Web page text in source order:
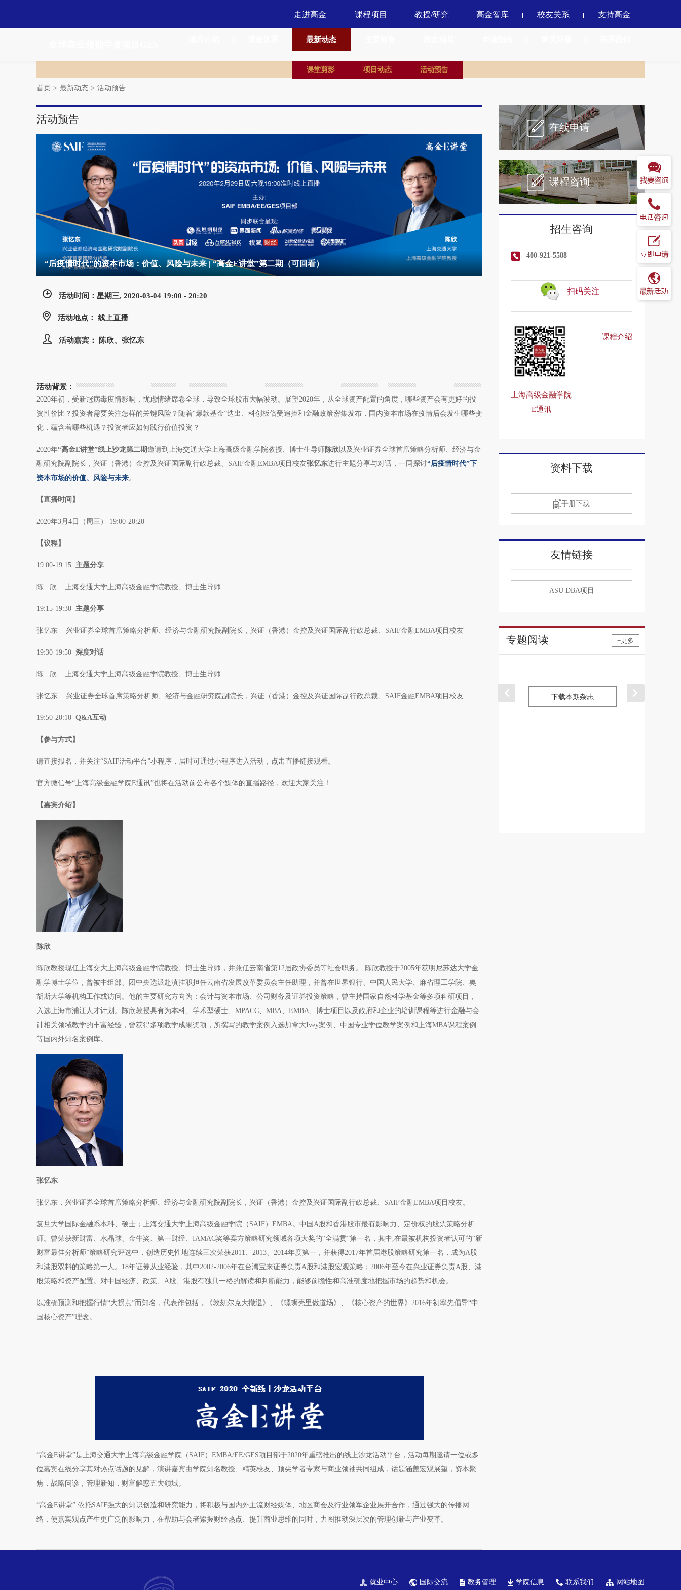
走进高金 课程项目 教授/研究 高金智库 校友关系 支持高金
最新动态
课堂剪影 项目动态 活动预告
首页 > 最新动态 > 活动预告
活动预告
“后疫情时代”的资本市场：价值、风险与未来 | “高金E讲堂”第二期（可回看）
活动时间：星期三, 2020-03-04 19:00 - 20:20
活动地点： 线上直播
活动嘉宾： 陈欣、张忆东
活动背景：
2020年初，受新冠病毒疫情影响，忧虑情绪席卷全球，导致全球股市大幅波动。展望2020年，从全球资产配置的角度，哪些资产会有更好的投
资性价比？投资者需要关注怎样的关键风险？随着“爆款基金”迭出、科创板倍受追捧和金融政策密集发布，国内资本市场在疫情后会发生哪些变
化，蕴含着哪些机遇？投资者应如何践行价值投资？
2020年“高金E讲堂”线上沙龙第二期邀请到上海交通大学上海高级金融学院教授、博士生导师 陈欣以及兴业证券全球首席策略分析师、经济与金
融研究院副院长，兴证（香港）金控及兴证国际副行政总裁、SAIF金融EMBA项目校友张忆东进行主题分享与对话，一同探讨“后疫情时代”下
资本市场的价值、风险与未来。
【直播时间】
2020年3月4日（周三） 19:00-20:20
【议程】
19:00-19:15 主题分享
陈 欣 上海交通大学上海高级金融学院教授、博士生导师
19:15-19:30 主题分享
张忆东 兴业证券全球首席策略分析师、经济与金融研究院副院长，兴证（香港）金控及兴证国际副行政总裁、SAIF金融EMBA项目校友
19:30-19:50 深度对话
陈 欣 上海交通大学上海高级金融学院教授、博士生导师
张忆东 兴业证券全球首席策略分析师、经济与金融研究院副院长，兴证（香港）金控及兴证国际副行政总裁、SAIF金融EMBA项目校友
19:50-20:10 Q&A互动
【参与方式】
请直接报名，并关注“SAIF活动平台”小程序，届时可通过小程序进入活动，点击直播链接观看。
官方微信号“上海高级金融学院E通讯”也将在活动前公布各个媒体的直播路径，欢迎大家关注！
【嘉宾介绍】
陈欣
陈欣教授现任上海交大上海高级金融学院教授、博士生导师，并兼任云南省第12届政协委员等社会职务。 陈欣教授于2005年获明尼苏达大学金
融学博士学位，曾被中组部、团中央选派赴滇挂职担任云南省发展改革委员会主任助理，并曾在世界银行、中国人民大学、麻省理工学院、奥
胡斯大学等机构工作或访问。他的主要研究方向为：会计与资本市场、公司财务及证券投资策略，曾主持国家自然科学基金等多项科研项目，
入选上海市浦江人才计划。陈欣教授具有为本科、学术型硕士、MPACC、MBA、EMBA、博士项目以及政府和企业的培训课程等进行金融与会
计相关领域教学的丰富经验，曾获得多项教学成果奖项，所撰写的教学案例入选加拿大Ivey案例、中国专业学位教学案例和上海MBA课程案例
等国内外知名案例库。
张忆东
张忆东，兴业证券全球首席策略分析师、经济与金融研究院副院长，兴证（香港）金控及兴证国际副行政总裁、SAIF金融EMBA项目校友。
复旦大学国际金融系本科、硕士；上海交通大学上海高级金融学院（SAIF）EMBA。中国A股和香港股市最有影响力、定价权的股票策略分析
师。曾荣获新财富、水晶球、金牛奖、第一财经、IAMAC奖等卖方策略研究领域各项大奖的“全满贯”第一名，其中,在最被机构投资者认可的“新
财富最佳分析师”策略研究评选中，创造历史性地连续三次荣获2011、2013、2014年度第一，并获得2017年首届港股策略研究第一名，成为A股
和港股双料的策略第一人。18年证券从业经验，其中2002-2006年在台湾宝来证券负责A股和港股宏观策略；2006年至今在兴业证券负责A股、港
股策略和资产配置。对中国经济、政策、A股、港股有独具一格的解读和判断能力，能够前瞻性和高准确度地把握市场的趋势和机会。
以准确预测和把握行情“大拐点”而知名，代表作包括，《敦刻尔克大撤退》、《螺蛳壳里做道场》、《核心资产的世界》2016年初率先倡导“中
国核心资产”理念。
“高金E讲堂”是上海交通大学上海高级金融学院（SAIF）EMBA/EE/GES项目部于2020年重磅推出的线上沙龙活动平台，活动每期邀请一位或多
位嘉宾在线分享其对热点话题的见解，演讲嘉宾由学院知名教授、精英校友、顶尖学者专家与商业领袖共同组成，话题涵盖宏观展望，资本聚
焦，战略问诊，管理新知，财富解惑五大领域。
“高金E讲堂” 依托SAIF强大的知识创造和研究能力，将积极与国内外主流财经媒体、地区商会及行业领军企业展开合作，通过强大的传播网
络，使嘉宾观点产生更广泛的影响力，在帮助与会者紧握财经热点、提升商业思维的同时，力图推动深层次的管理创新与产业变革。
在线申请
课程咨询
招生咨询
400-921-5588
扫码关注
上海高级金融学院
E通讯
课程介绍
资料下载
手册下载
友情链接
ASU DBA项目
专题阅读 +更多
下载本期杂志
就业中心 国际交流 教务管理 学院信息 联系我们 网站地图